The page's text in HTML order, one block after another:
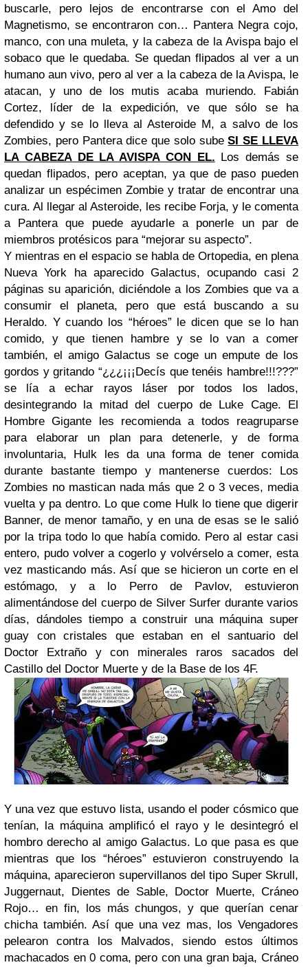
buscarle, pero lejos de encontrarse con el Amo del
Magnetismo, se encontraron con… Pantera Negra cojo,
manco, con una muleta, y la cabeza de la Avispa bajo el
sobaco que le quedaba. Se quedan flipados al ver a un
humano aun vivo, pero al ver a la cabeza de la Avispa, le
atacan, y uno de los mutis acaba muriendo. Fabián
Cortez, líder de la expedición, ve que sólo se ha
defendido y se lo lleva al Asteroide M, a salvo de los
Zombies, pero Pantera dice que solo subeSI SE LLEVA
LA CABEZA DE LA AVISPA CON EL. Los demás se
quedan flipados, pero aceptan, ya que de paso pueden
analizar un espécimen Zombie y tratar de encontrar una
cura. Al llegar al Asteroide, les recibe Forja, y le comenta
a Pantera que puede ayudarle a ponerle un par de
miembros protésicos para “mejorar su aspecto”.
Y mientras en el espacio se habla de Ortopedia, en plena
Nueva York ha aparecido Galactus, ocupando casi 2
páginas su aparición, diciéndole a los Zombies que va a
consumir el planeta, pero que está buscando a su
Heraldo. Y cuando los “héroes” le dicen que se lo han
comido, y que tienen hambre y se lo van a comer
también, el amigo Galactus se coge un empute de los
gordos y gritando “¿¿¿¡¡¡Decís que tenéis hambre!!!???”
se lía a echar rayos láser por todos los lados,
desintegrando la mitad del cuerpo de Luke Cage. El
Hombre Gigante les recomienda a todos reagruparse
para elaborar un plan para detenerle, y de forma
involuntaria, Hulk les da una forma de tener comida
durante bastante tiempo y mantenerse cuerdos: Los
Zombies no mastican nada más que 2 o 3 veces, media
vuelta y pa dentro. Lo que come Hulk lo tiene que digerir
Banner, de menor tamaño, y en una de esas se le salió
por la tripa todo lo que había comido. Pero al estar casi
entero, pudo volver a cogerlo y volvérselo a comer, esta
vez masticando más. Así que se hicieron un corte en el
estómago, y a lo Perro de Pavlov, estuvieron
alimentándose del cuerpo de Silver Surfer durante varios
días, dándoles tiempo a construir una máquina super
guay con cristales que estaban en el santuario del
Doctor Extraño y con minerales raros sacados del
Castillo del Doctor Muerte y de la Base de los 4F.
Y una vez que estuvo lista, usando el poder cósmico que
tenían, la máquina amplificó el rayo y le desintegró el
hombro derecho al amigo Galactus. Lo que pasa es que
mientras que los “héroes” estuvieron construyendo la
máquina, aparecieron supervillanos del tipo Super Skrull,
Juggernaut, Dientes de Sable, Doctor Muerte, Cráneo
Rojo… en fin, los más chungos, y que querían cenar
chicha también. Así que una vez mas, los Vengadores
pelearon contra los Malvados, siendo estos últimos
machacados en 0 coma, pero con una gran baja, Cráneo